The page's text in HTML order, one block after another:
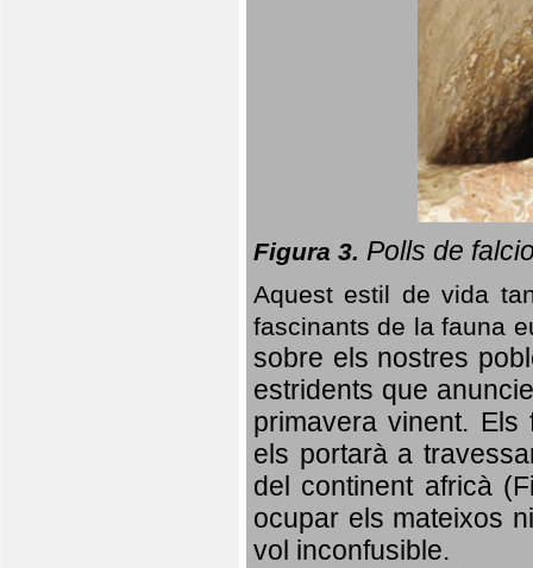
Figura 3. Polls de
Aquest estil de vida
fascinants de la fauna
sobre els nostres
estridents que
primavera vinent. Els
els portarà a
del continent africà
ocupar els mateixos
vol inconfusible.